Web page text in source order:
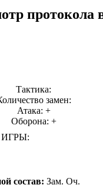
протокола
Тактика:
замен:
Атака: +
Оборона: +
состав: Зам. Оч.